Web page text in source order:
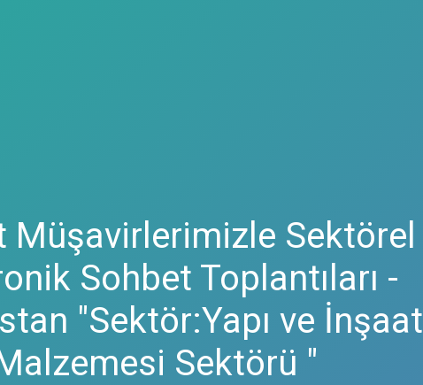
Müşavirlerimizle Sektörel
Sohbet Toplantıları -
"Sektör:Yapı ve İnşaat
Sektörü "